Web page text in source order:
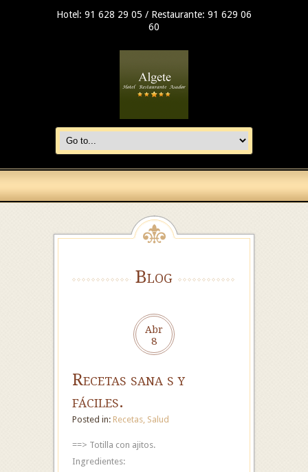
Hotel: 91 628 29 05 / Restaurante: 91 629 06
60
Blog
Abr
8
Recetas sana s y
fáciles.
Posted in: Recetas, Salud
==> Totilla con ajitos.
Ingredientes: